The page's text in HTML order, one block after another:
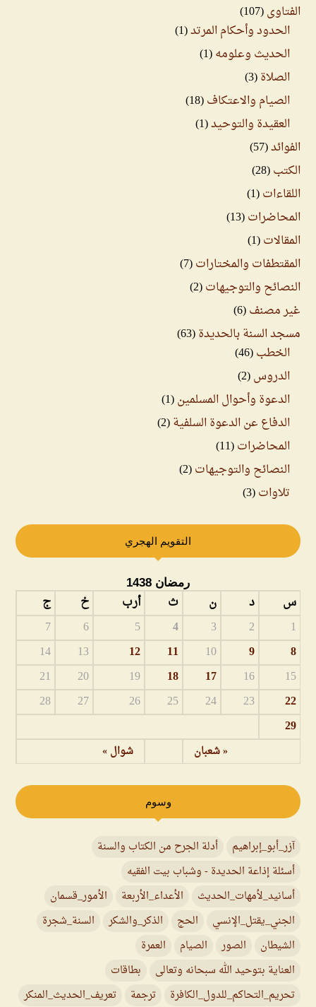
الفتاوى(107)
الحدود وأحكام المرتد(1)
الحديث وعلومه(1)
الصلاة(3)
الصيام والاعتكاف(18)
العقيدة والتوحيد(1)
الفوائد(57)
الكتب(28)
اللقاءات(1)
المحاضرات(13)
المقالات(1)
المقتطفات والمختارات(7)
النصائح والتوجيهات(2)
غير مصنف(6)
مسجد السنة بالحديدة(63)
الخطب(46)
الدروس(2)
الدعوة وأحوال المسلمين(1)
الدفاع عن الدعوة السلفية(2)
المحاضرات(11)
النصائح والتوجيهات(2)
تلاوات(3)
التقويم الهجري
رمضان 1438
س د ن ث أرب خ ج
« شعبان شوال »
1
2
3
4
5
6
7
8
9
10
11
12
13
14
15
16
17
18
19
20
21
22
23
24
25
26
27
28
29
وسوم
آزر_أبو_إبراهيم
أدلة الجرح من الكتاب والسنة
أسئلة إذاعة الحديدة - وشباب بيت الفقيه
أسانيد_لأمهات_الحديث
الأعداء_الأربعة
الأمور_قسمان
الجني_يقتل_الإنسي
الحج الذكر_والشكر
السنة_شجرة
الشيطان
الصور الصيام
العمرة
العناية بتوحيد الله سبحانه وتعالى
بطاقات
تحريم_التحاكم_للدول_الكافرة
ترجمة تعريف_الحديث_المنكر